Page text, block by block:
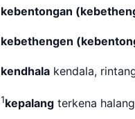
kebentongan
kebethengen
kendhala kendala,
1kepalang terkena